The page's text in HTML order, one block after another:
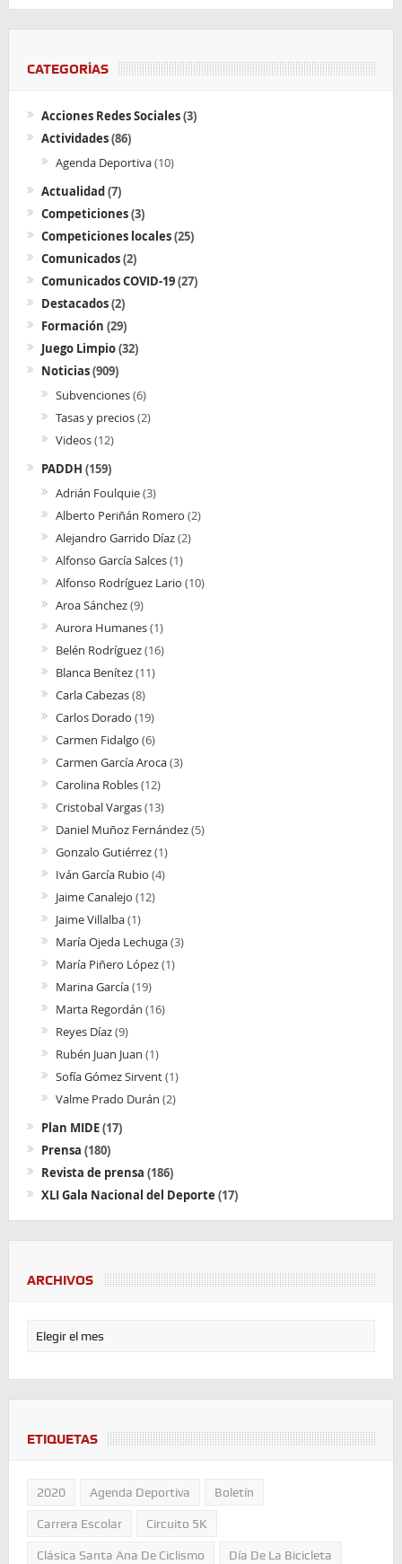
CATEGORÍAS
Acciones Redes Sociales(3)
Actividades(86)
Agenda Deportiva(10)
Actualidad(7)
Competiciones(3)
Competiciones locales(25)
Comunicados(2)
Comunicados COVID-19(27)
Destacados(2)
Formación (29)
Juego Limpio(32)
Noticias(909)
Subvenciones(6)
Tasas y precios(2)
Videos(12)
PADDH (159)
Adrián Foulquie(3)
Alberto Periñán Romero (2)
Alejandro Garrido Díaz(2)
Alfonso García Salces(1)
Alfonso Rodríguez Lario (10)
Aroa Sánchez(9)
Aurora Humanes(1)
Belén Rodríguez(16)
Blanca Benítez(11)
Carla Cabezas(8)
Carlos Dorado (19)
Carmen Fidalgo (6)
Carmen García Aroca(3)
Carolina Robles(12)
Cristobal Vargas(13)
Daniel Muñoz Fernández(5)
Gonzalo Gutiérrez(1)
Iván García Rubio (4)
Jaime Canalejo (12)
Jaime Villalba(1)
María Ojeda Lechuga(3)
María Piñero López(1)
Marina García(19)
Marta Regordán (16)
Reyes Díaz(9)
Rubén Juan Juan (1)
Sofía Gómez Sirvent(1)
Valme Prado Durán (2)
Plan MIDE(17)
Prensa (180)
Revista de prensa (186)
XLI Gala Nacional del Deporte (17)
ARCHIVOS
ETIQUETAS
2020 Agenda Deportiva Boletín
Carrera Escolar Circuito 5K
Clásica Santa Ana De Ciclismo Día De La Bicicleta